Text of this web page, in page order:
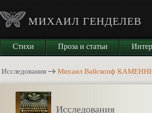
МИХАИЛ ГЕНДЕЛЕВ
Стихи Проза и статьи
Исследования Михаил Вайскопф
Исследования